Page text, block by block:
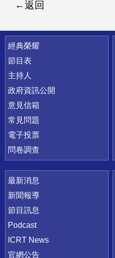
返回
快速連結
經典榮耀
節目表
主持人
政府資訊公開
意見信箱
常見問題
電子投票
問卷調查
最新消息
新聞報導
節目訊息
Podcast
ICRT News
官網公告